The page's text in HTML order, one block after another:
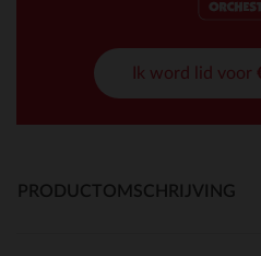
Ik word lid voor
PRODUCTOMSCHRIJVING